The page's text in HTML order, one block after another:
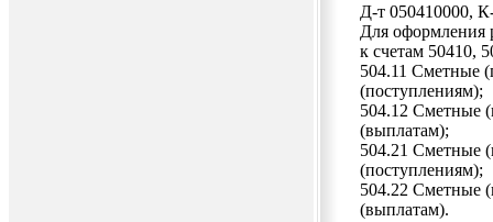
Д-т 050410000,
Для оформления
к счетам 50410,
504.11 Сметные
(поступлениям);
504.12 Сметные
(выплатам);
504.21 Сметные
(поступлениям);
504.22 Сметные
(выплатам).